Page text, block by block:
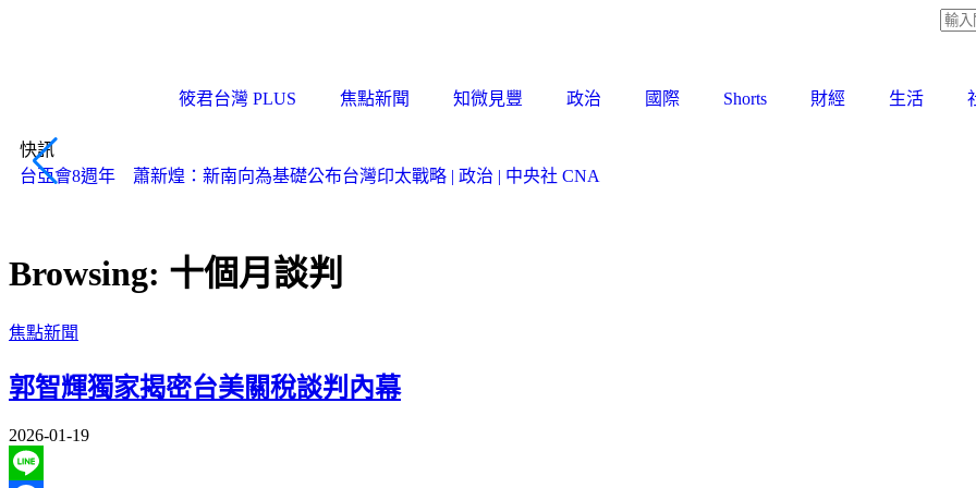
筱君台灣 PLUS 焦點新聞 知微見豐 政治 國際 Shorts 財經 生活
快訊
台亞會8週年 蕭新煌：新南向為基礎公布台灣印太戰略 | 政治 | 中央社 CNA
Browsing: 十個月談判
焦點新聞
郭智輝獨家揭密台美關稅談判內幕
2026-01-19